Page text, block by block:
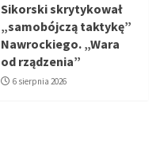
Sikorski skrytykował
„samobójczą taktykę”
Nawrockiego. „Wara
od rządzenia”
6 sierpnia 2026